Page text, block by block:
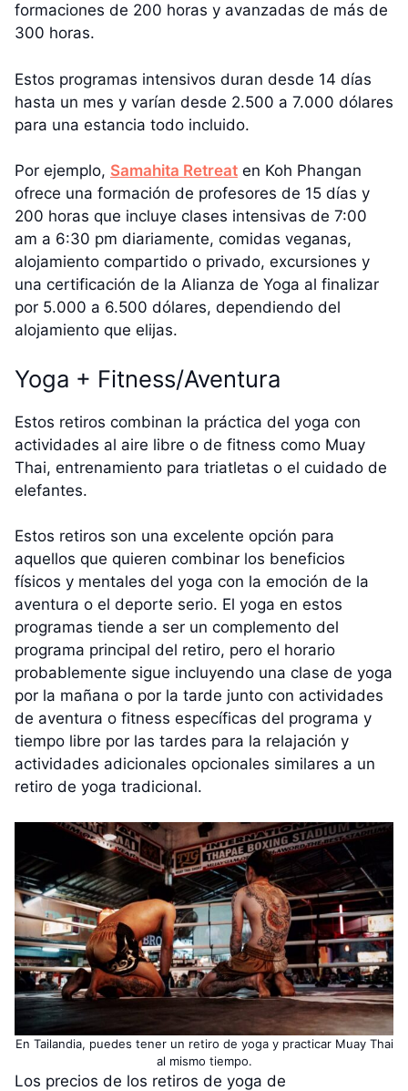
formaciones de 200 horas y avanzadas de más de
300 horas.
Estos programas intensivos duran desde 14 días
hasta un mes y varían desde 2.500 a 7.000 dólares
para una estancia todo incluido.
Por ejemplo, Samahita Retreat en Koh Phangan
ofrece una formación de profesores de 15 días y
200 horas que incluye clases intensivas de 7:00
am a 6:30 pm diariamente, comidas veganas,
alojamiento compartido o privado, excursiones y
una certificación de la Alianza de Yoga al finalizar
por 5.000 a 6.500 dólares, dependiendo del
alojamiento que elijas.
Yoga + Fitness/Aventura
Estos retiros combinan la práctica del yoga con
actividades al aire libre o de fitness como Muay
Thai, entrenamiento para triatletas o el cuidado de
elefantes.
Estos retiros son una excelente opción para
aquellos que quieren combinar los beneficios
físicos y mentales del yoga con la emoción de la
aventura o el deporte serio. El yoga en estos
programas tiende a ser un complemento del
programa principal del retiro, pero el horario
probablemente sigue incluyendo una clase de yoga
por la mañana o por la tarde junto con actividades
de aventura o fitness específicas del programa y
tiempo libre por las tardes para la relajación y
actividades adicionales opcionales similares a un
retiro de yoga tradicional.
En Tailandia, puedes tener un retiro de yoga y practicar Muay Thai
al mismo tiempo.
Los precios de los retiros de yoga de